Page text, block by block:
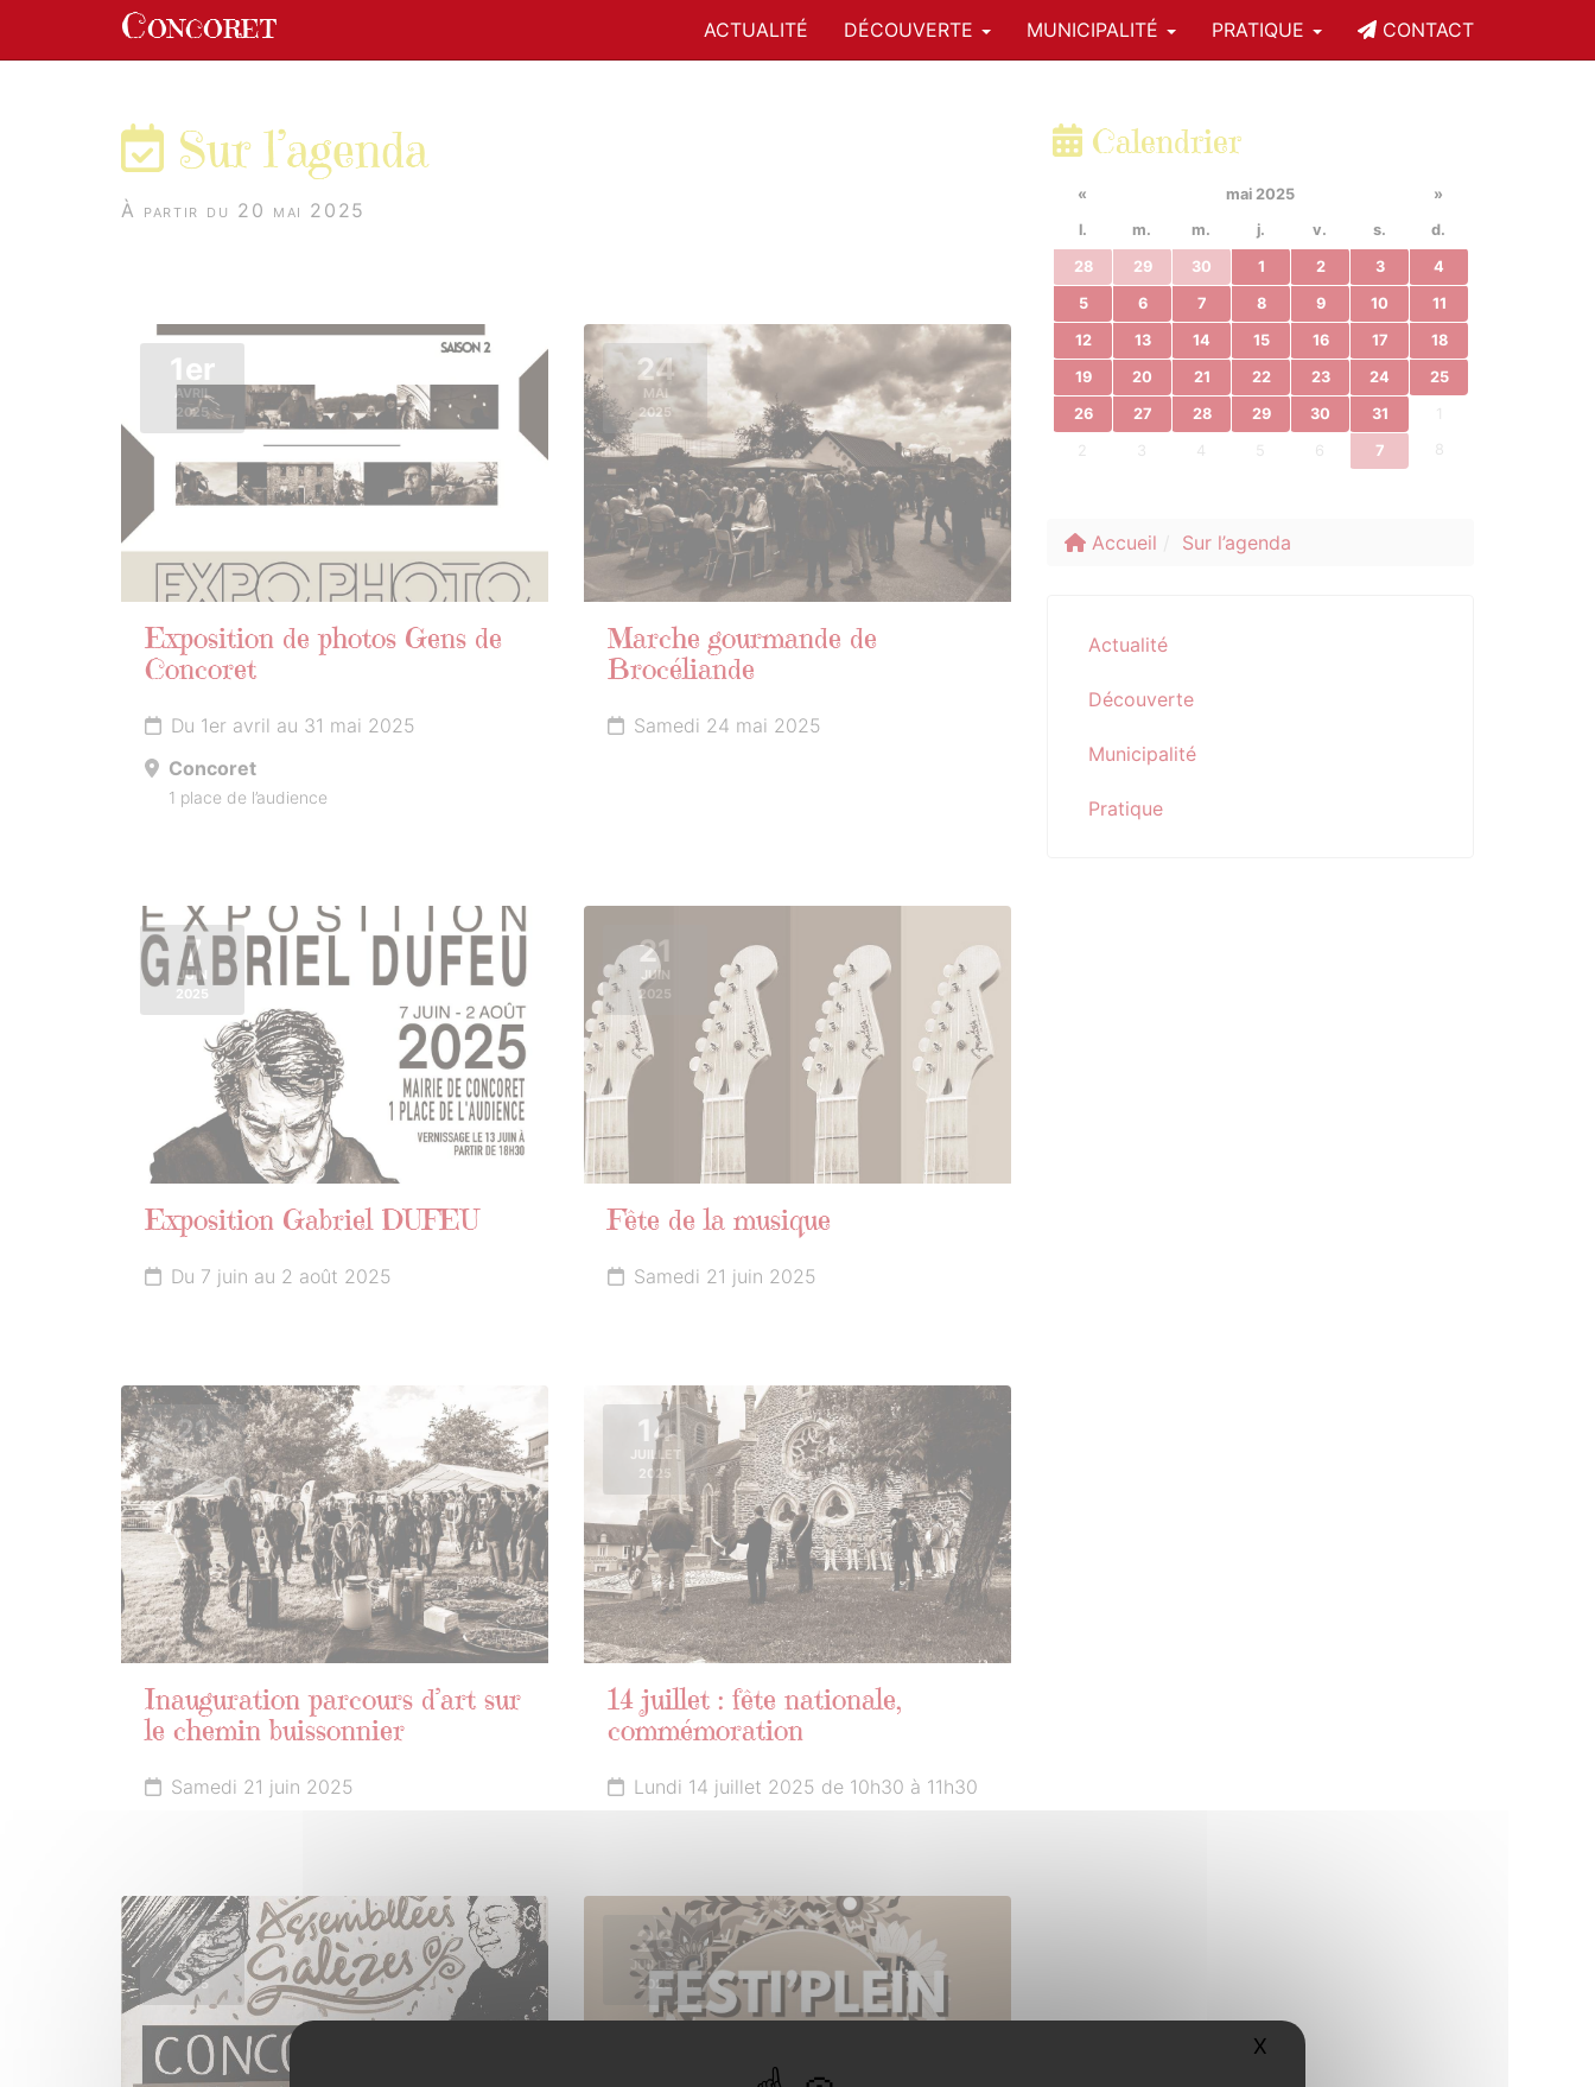
Concoret ACTUALITÉ DÉCOUVERTE MUNICIPALITÉ PRATIQUE CONTACT
Sur l’agenda
À partir du 20 mai 2025
1er
AVRIL
2025
Exposition de photos Gens de
Concoret
Du 1er avril au 31 mai 2025
Concoret
1 place de l’audience
24
MAI
2025
Marche gourmande de
Brocéliande
Samedi 24 mai 2025
7
JUIN
2025
Exposition Gabriel DUFEU
Du 7 juin au 2 août 2025
21
JUIN
2025
Fête de la musique
Samedi 21 juin 2025
21
JUIN
2025
Inauguration parcours d’art sur
le chemin buissonnier
Samedi 21 juin 2025
14
JUILLET
2025
14 juillet : fête nationale,
commémoration
Lundi 14 juillet 2025 de 10h30 à 11h30
14
JUILLET
2025
26
JUILLET
2025
Calendrier
« mai 2025
»
l.
m. m. j. v. s. d.
28 29 30 1 2 3 4
5 6 7 8 9 10 11
12 13 14 15 16 17 18
19 20 21 22 23 24 25
26 27 28 29 30 31 1
2 3 4 5 6 7 8
Accueil Sur l’agenda
Actualité
Découverte
Municipalité
Pratique
Panneau de gestion des cookies
X Masquer le bandeau des cookies